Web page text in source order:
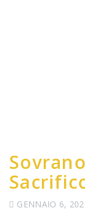
GENNAIO 6,